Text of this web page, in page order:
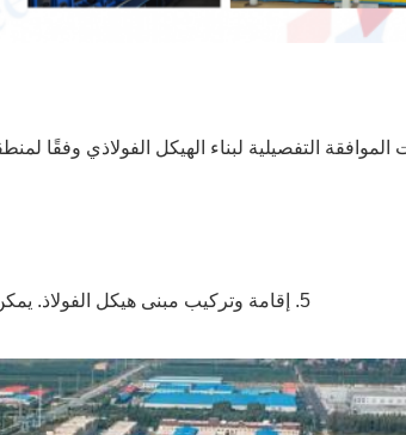
5. إقامة وتركيب مبنى هيكل الفولاذ. يمكن إرسال فني و عمال مهرة في الموقع لتوجيه أو عملية الإقامة.